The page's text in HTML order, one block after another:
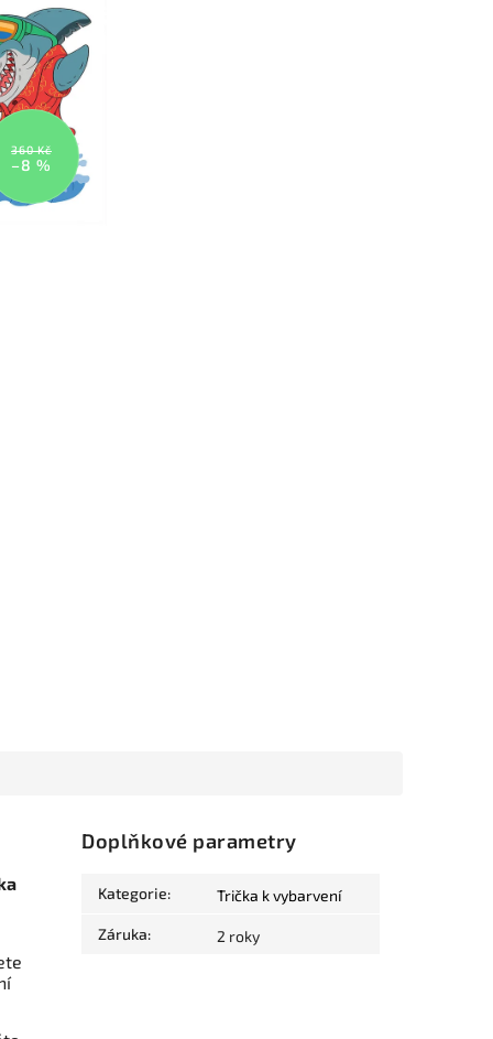
360 Kč
–8 %
Doplňkové parametry
Kategorie: Trička k vybarvení
Záruka: 2 roky